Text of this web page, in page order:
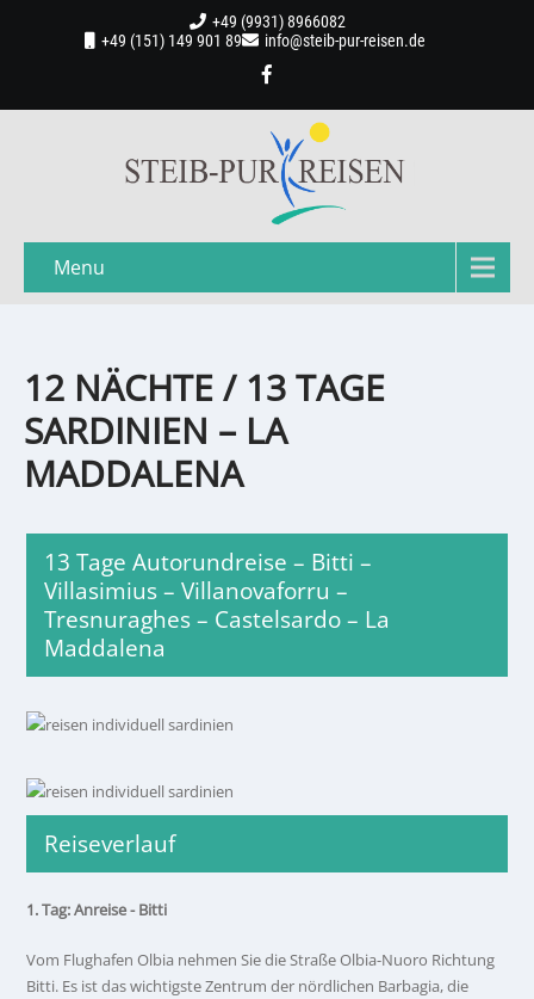
+49 (9931) 8966082
+49 (151) 149 901 89
info@steib-pur-reisen.de
Menu
12 NÄCHTE / 13 TAGE
SARDINIEN – LA
MADDALENA
13 Tage Autorundreise – Bitti –
Villasimius – Villanovaforru –
Tresnuraghes – Castelsardo – La
Maddalena
Reiseverlauf
1. Tag: Anreise - Bitti
Vom Flughafen Olbia nehmen Sie die Straße Olbia-Nuoro Richtung
Bitti. Es ist das wichtigste Zentrum der nördlichen Barbagia, die